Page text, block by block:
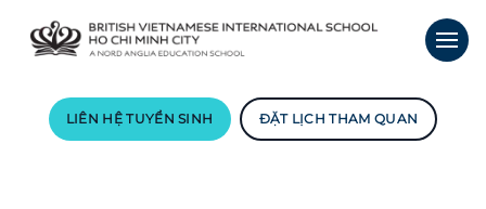
LIÊN HỆ TUYỂN SINH ĐẶT LỊCH THAM QUAN